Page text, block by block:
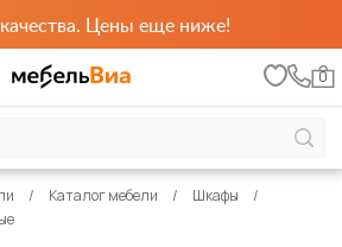
Цены еще ниже!
0
Каталог мебели
Шкафы